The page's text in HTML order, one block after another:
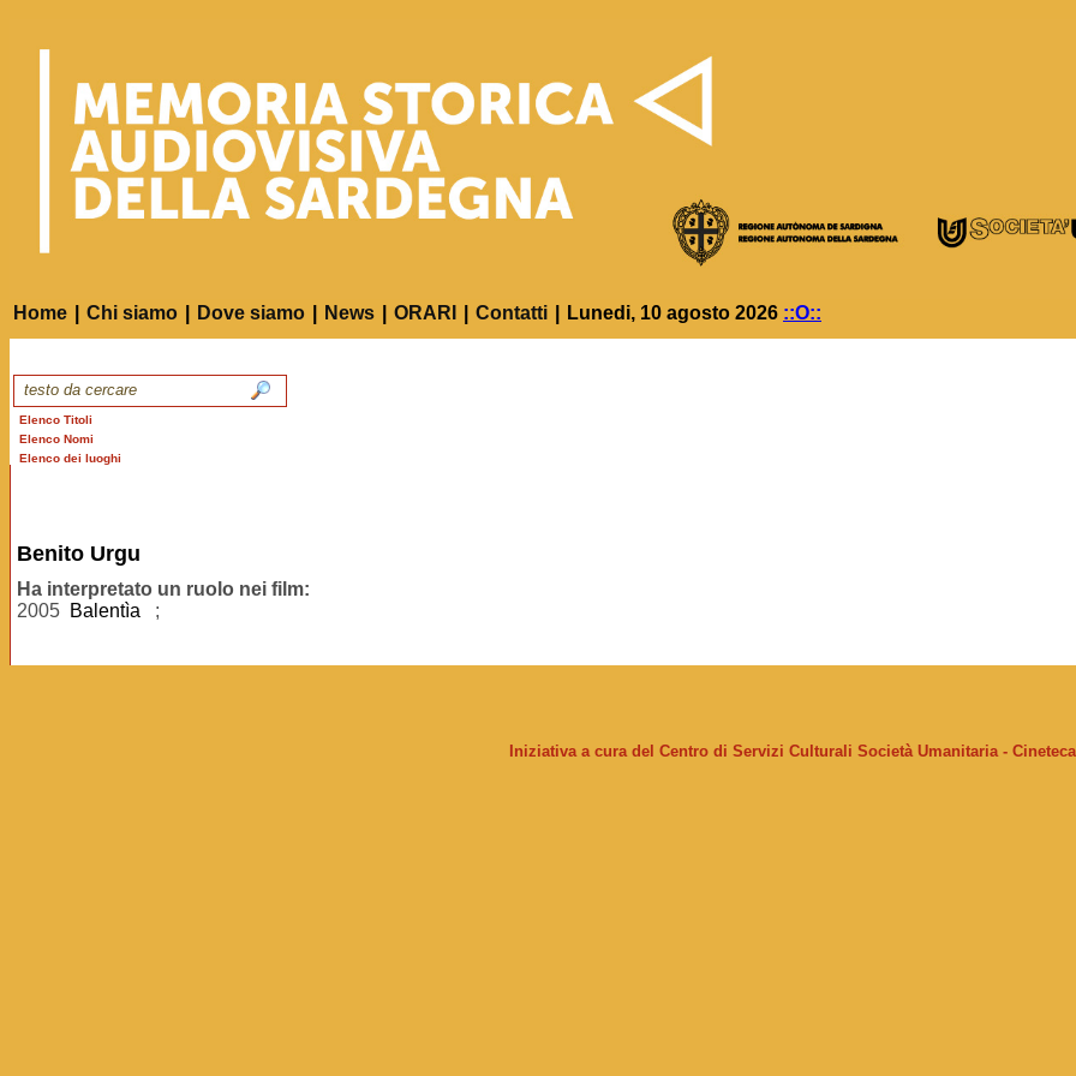
Home Chi siamo Dove siamo News ORARI Contatti Lunedi, 10 agosto 2026 ::O::
Elenco Titoli
Elenco Nomi
Elenco dei luoghi
Benito Urgu
Ha interpretato un ruolo nei film:
2005 Balentìa ;
Iniziativa a cura del Centro di Servizi Culturali Società Umanitaria -